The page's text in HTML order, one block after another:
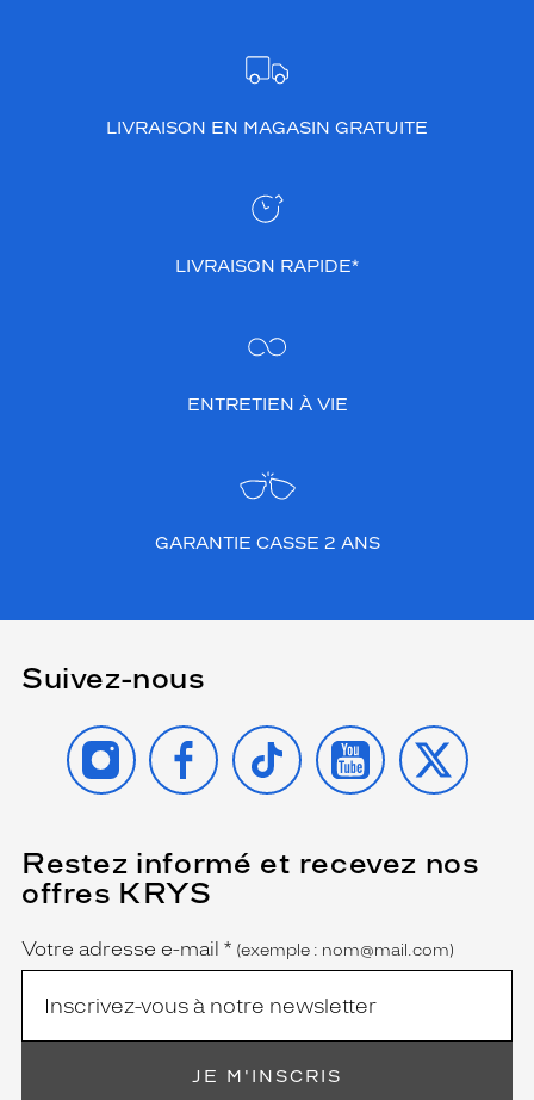
LIVRAISON EN MAGASIN GRATUITE
LIVRAISON RAPIDE*
ENTRETIEN À VIE
GARANTIE CASSE 2 ANS
Suivez-nous
INSTAGRAMFACEBOOK
TIKTOK YOUTUBE
X
Restez informé et recevez nos
offres KRYS
Name
Votre adresse e-mail *
(Ce
champ
est
obligatoire)
(exemple : nom@mail.com)
JE M'INSCRIS